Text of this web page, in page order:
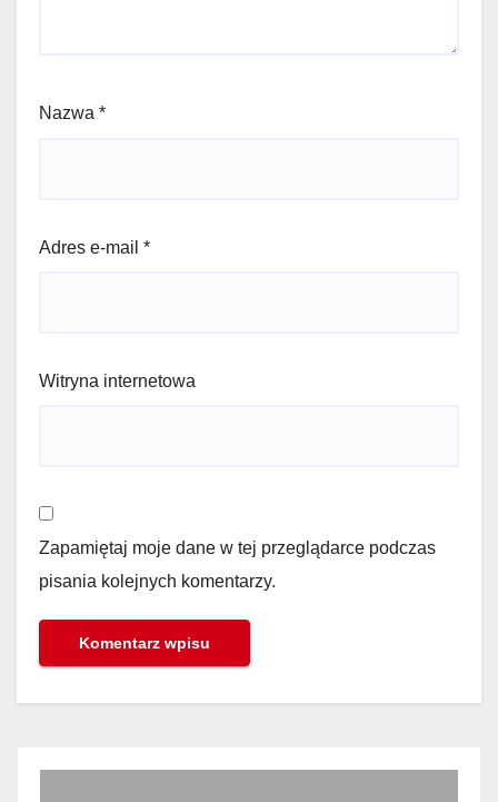
Nazwa *
Adres e-mail *
Witryna internetowa
Zapamiętaj moje dane w tej przeglądarce podczas
pisania kolejnych komentarzy.